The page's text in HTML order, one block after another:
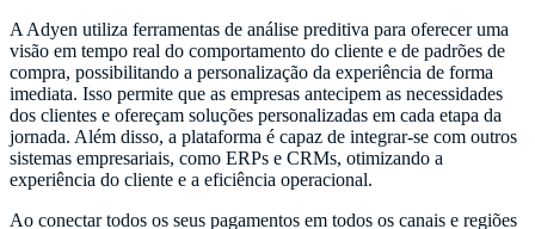
A Adyen utiliza ferramentas de análise preditiva para oferecer uma
visão em tempo real do comportamento do cliente e de padrões de
compra, possibilitando a personalização da experiência de forma
imediata. Isso permite que as empresas antecipem as necessidades
dos clientes e ofereçam soluções personalizadas em cada etapa da
jornada. Além disso, a plataforma é capaz de integrar-se com outros
sistemas empresariais, como ERPs e CRMs, otimizando a
experiência do cliente e a eficiência operacional.
Ao conectar todos os seus pagamentos em todos os canais e regiões